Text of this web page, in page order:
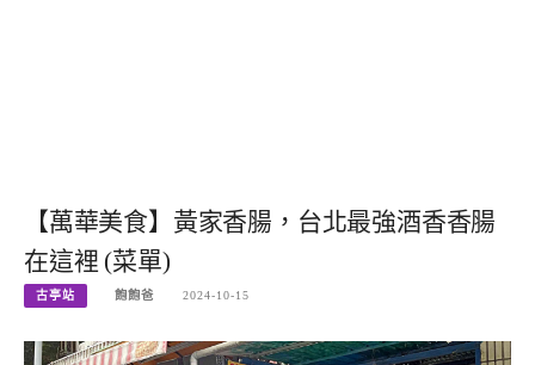
【萬華美食】黃家香腸，台北最強酒香香腸
在這裡 (菜單)
古亭站 飽飽爸 2024-10-15